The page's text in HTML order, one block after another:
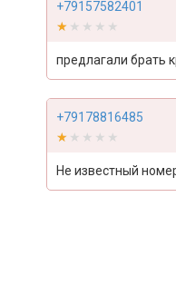
+79157582401
★★★★★
★★★★★
предлагали брать
+79178816485
★★★★★
★★★★★
Не известный